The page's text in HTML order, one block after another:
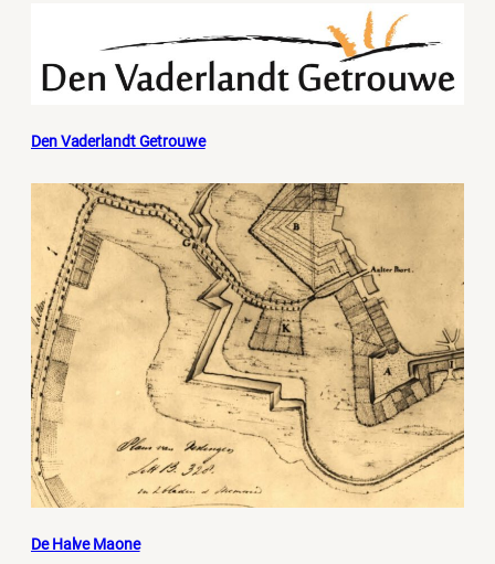
Den Vaderlandt Getrouwe
De Halve Maone